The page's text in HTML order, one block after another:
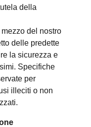
della
mezzo del nostro
delle predette
la sicurezza e
Specifiche
per
illeciti o non